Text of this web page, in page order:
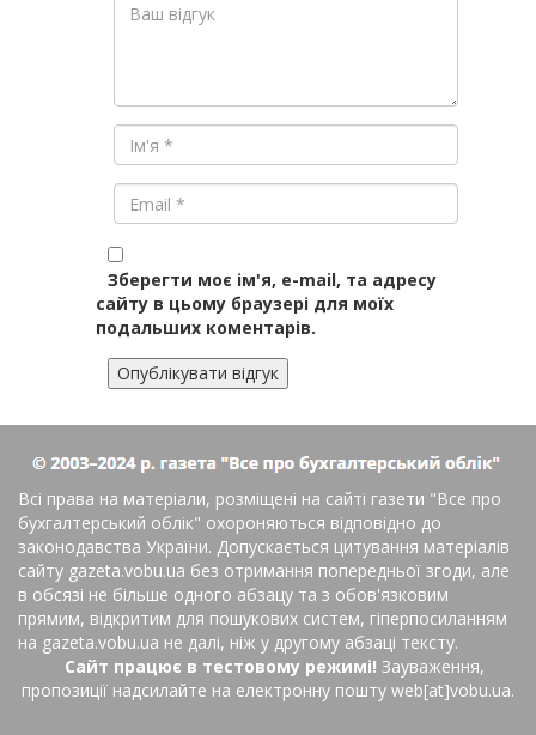
Зберегти моє ім'я, e-mail, та адресу
сайту в цьому браузері для моїх
подальших коментарів.
Всі права на матеріали, розміщені на сайті газети "Все про
бухгалтерський облік" охороняються відповідно до
законодавства України. Допускається цитування матеріалів
сайту gazeta.vobu.ua без отримання попередньої згоди, але
в обсязі не більше одного абзацу та з обов'язковим
прямим, відкритим для пошукових систем, гіперпосиланням
на gazeta.vobu.ua не далі, ніж у другому абзаці тексту.
Сайт працює в тестовому режимі! Зауваження,
пропозиції надсилайте на електронну пошту web[at]vobu.ua.